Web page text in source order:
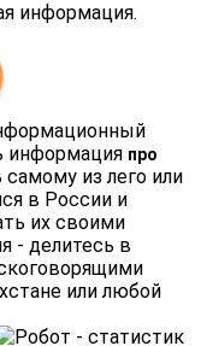
информация.
информация про
самому из лего или
в России и
их своими
- делитесь в
или любой